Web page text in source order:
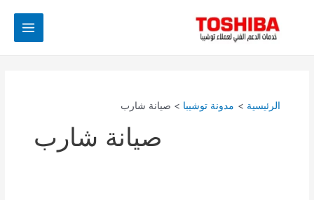
Main
الرئيسية مدونة توشيبا صيانة شارب
صيانة شارب